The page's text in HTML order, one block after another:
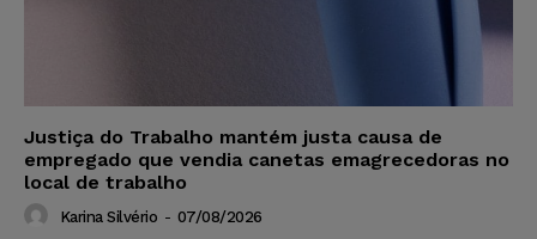
Justiça do Trabalho mantém justa causa de
empregado que vendia canetas emagrecedoras no
local de trabalho
Karina Silvério - 07/08/2026